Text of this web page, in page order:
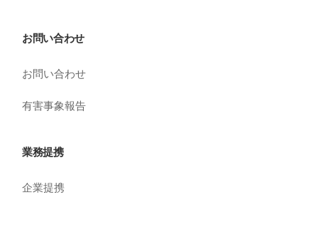
お問い合わせ
お問い合わせ
有害事象報告
業務提携
企業提携